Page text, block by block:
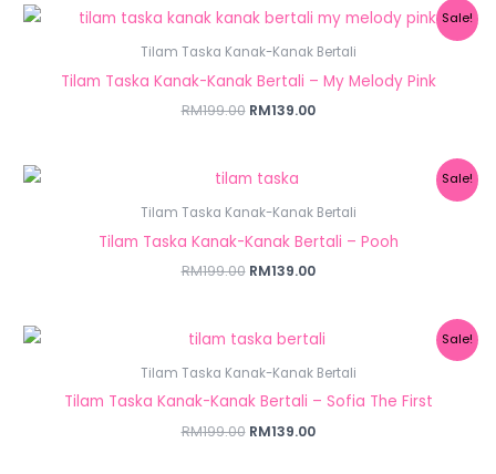
Sale!
Tilam Taska Kanak-Kanak Bertali
Tilam Taska Kanak-Kanak Bertali – My Melody Pink
RM199.00
Original
price
was:
RM139.00
Current
price
is:
Sale!
Tilam Taska Kanak-Kanak Bertali
Tilam Taska Kanak-Kanak Bertali – Pooh
RM199.00
Original
price
was:
RM139.00
is:
Sale!
Tilam Taska Kanak-Kanak Bertali
Tilam Taska Kanak-Kanak Bertali – Sofia The First
RM199.00
Original
price
was:
RM139.00
Current
price
is: